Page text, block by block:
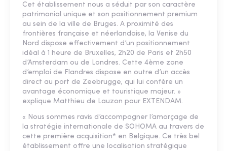
Cet établissement nous a séduit par son caractère
patrimonial unique et son positionnement premium
au sein de la ville de Bruges. A proximité des
frontières française et néerlandaise, la Venise du
Nord dispose effectivement d’un positionnement
idéal à 1 heure de Bruxelles, 2h20 de Paris et 2h50
d’Amsterdam ou de Londres. Cette 4ème zone
d’emploi de Flandres dispose en outre d’un accès
direct au port de Zeebrugge, qui lui confère un
avantage économique et touristique majeur. »
explique Matthieu de Lauzon pour EXTENDAM.
« Nous sommes ravis d’accompagner l’amorçage de
la stratégie internationale de SOHOMA au travers de
cette première acquisition* en Belgique. Ce très bel
établissement offre une localisation stratégique